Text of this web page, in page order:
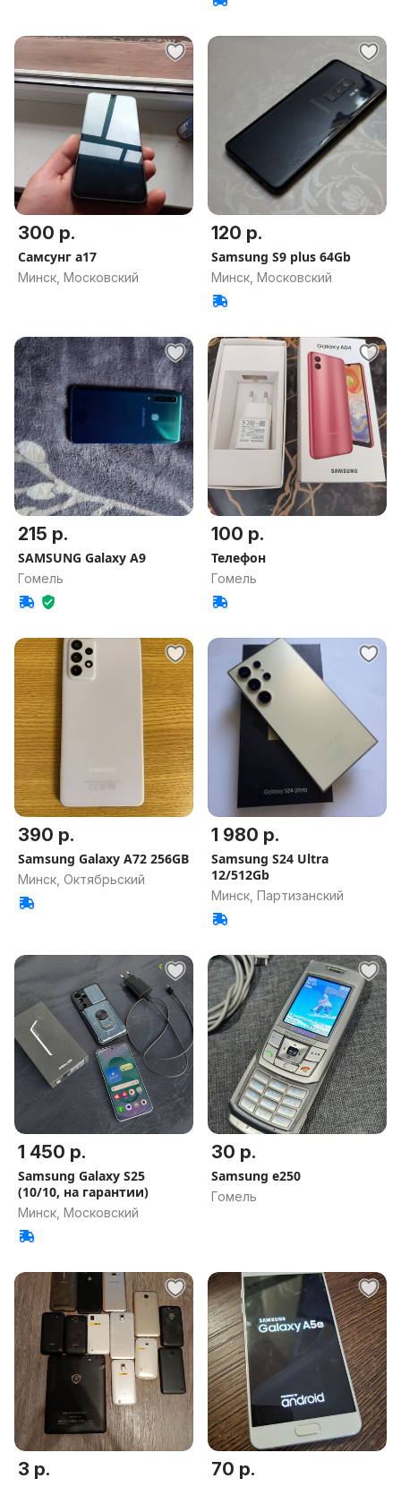
300 р.
Самсунг а17
Минск, Московский
120 р.
Samsung S9 plus 64Gb
Минск, Московский
215 р.
SAMSUNG Galaxy A9
Гомель
100 р.
Телефон
Гомель
390 р.
Samsung Galaxy A72 256GB
Минск, Октябрьский
1 980 р.
Samsung S24 Ultra
12/512Gb
Минск, Партизанский
1 450 р.
Samsung Galaxy S25
(10/10, на гарантии)
Минск, Московский
30 р.
Samsung e250
Гомель
3 р. 70 р.